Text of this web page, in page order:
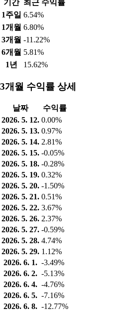
기간 최근 수익률
1주일 6.54%
1개월 6.80%
3개월 -11.22%
6개월 5.81%
1년
15.62%
3개월 수익률 상세
날짜
수익률
2026. 5. 12. 0.00%
2026. 5. 13. 0.97%
2026. 5. 14. 2.81%
2026. 5. 15. -0.05%
2026. 5. 18. -0.28%
2026. 5. 19. 0.32%
2026. 5. 20. -1.50%
2026. 5. 21. 0.51%
2026. 5. 22. 3.67%
2026. 5. 26. 2.37%
2026. 5. 27. -0.59%
2026. 5. 28. 4.74%
2026. 5. 29. 1.12%
2026. 6. 1. -3.49%
2026. 6. 2. -5.13%
2026. 6. 4. -4.76%
2026. 6. 5. -7.16%
2026. 6. 8. -12.77%